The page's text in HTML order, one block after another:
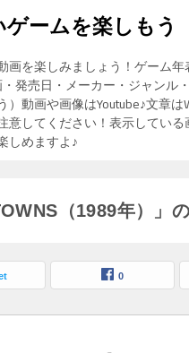
ゲームを楽しもう
画を楽しみましょう！ゲーム
発売日・メーカー・ジャンル
）動画や画像はYoutube♪文章
意してください！表示してい
しめますよ♪
（1989年）」
0